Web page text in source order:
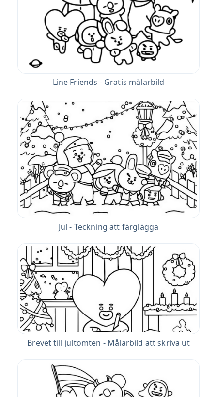
Line Friends - Gratis målarbild
Jul - Teckning att färglägga
Brevet till jultomten - Målarbild att skriva ut